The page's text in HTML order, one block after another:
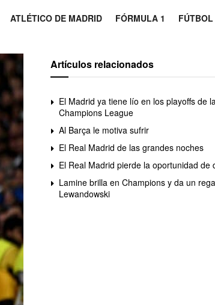
ATLÉTICO DE MADRID FÓRMULA 1 FÚTBOL
Artículos relacionados
El Madrid ya tiene lío en los playoffs de
Champions League
Al Barça le motiva sufrir
El Real Madrid de las grandes noches
El Real Madrid pierde la oportunidad de
Lamine brilla en Champions y da un
Lewandowski